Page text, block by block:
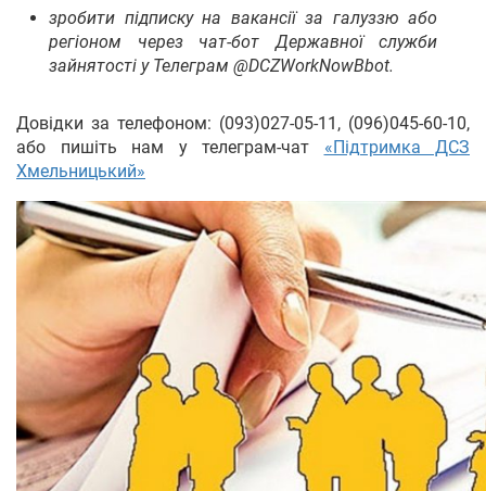
зробити підписку на вакансії за галуззю або
регіоном через чат-бот Державної служби
зайнятості у Телеграм @DCZWorkNowBbot.
Довідки за телефоном: (093)027-05-11, (096)045-60-10,
або пишіть нам у телеграм-чат «Підтримка ДСЗ
Хмельницький»